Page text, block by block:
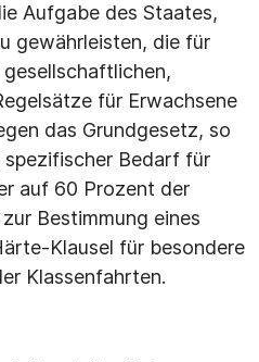
Aufgabe des Staates,
gewährleisten, die für
für Erwachsene
das Grundgesetz, so
spezifischer Bedarf für
auf 60 Prozent der
Bestimmung eines
Klausel für besondere
Klassenfahrten.